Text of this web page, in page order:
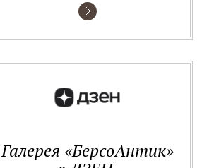
Галерея «БерсоАнтик»